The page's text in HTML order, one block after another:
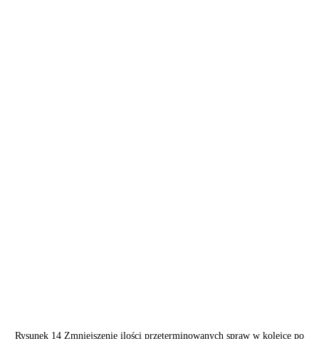
Rysunek 14 Zmniejszenie ilości przeterminowanych spraw w kolejce po